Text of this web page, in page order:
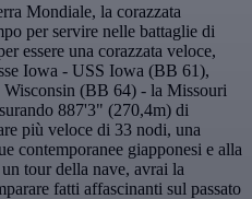
Mondiale, la corazzata
per servire nelle battaglie di
essere una corazzata veloce,
Iowa - USS Iowa (BB 61),
(BB 64) - la Missouri
887'3" (270,4m) di
più veloce di 33 nodi, una
contemporanee giapponesi e alla
tour della nave, avrai la
fatti affascinanti sul passato